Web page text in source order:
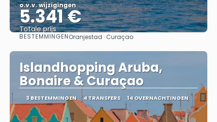
o.v.v. wijzigingen
5.341 €
Totale prijs
Bekijk
BESTEMMINGENOranjestad · Curaçao
Islandhopping Aruba,
Bonaire & Curaçao
3 BESTEMMINGEN 4 TRANSFERS 14 OVERNACHTINGEN